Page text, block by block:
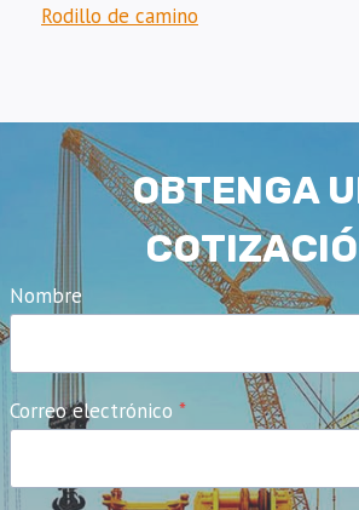
Rodillo de camino
OBTENGA
Nombre
Correo electrónico *